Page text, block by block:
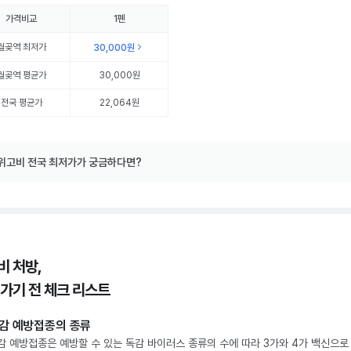
가격비교 1펜
곶역최저가 30,000원
곶역평균가 30,000원
전국 평균가 22,064원
고비 전국 최저가가 궁금하다면?
처방,
기 전 체크 리스트
예방접종의 종류
예방접종은 예방할 수 있는 독감 바이러스 종류의 수에 따라 3가와 4가 백신으로